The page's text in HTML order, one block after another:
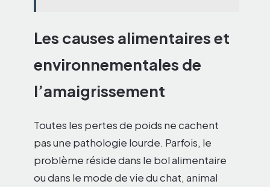
Les causes alimentaires et
environnementales de
l’amaigrissement
Toutes les pertes de poids ne cachent
pas une pathologie lourde. Parfois, le
problème réside dans le bol alimentaire
ou dans le mode de vie du chat, animal